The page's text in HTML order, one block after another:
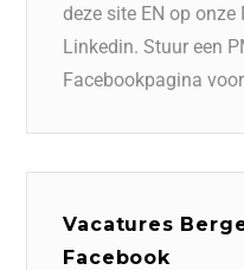
deze site EN op
Linkedin. Stuur een
Facebookpagina
Vacatures
Facebook